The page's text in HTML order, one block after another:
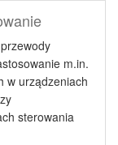
m.in.
w urządzeniach
sterowania